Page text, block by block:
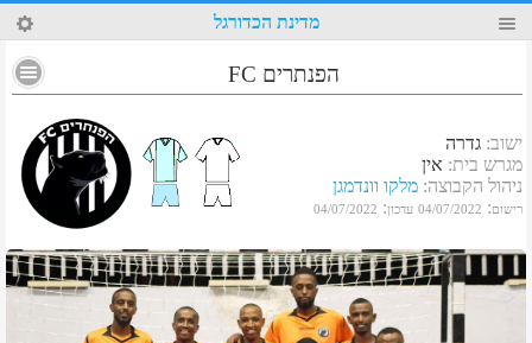
96 מדינת הכדורגל
הפנתרים FC
ישוב: גדרה
מגרש בית: אין
ניהול הקבוצה: מלקו וונדמגן
רישום:
04/07/2022 עדכון:
04/07/2022